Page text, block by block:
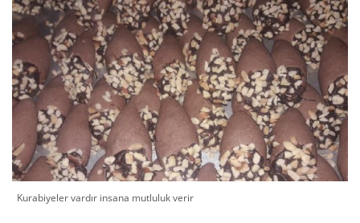
Kurabiyeler vardır insana mutluluk verir